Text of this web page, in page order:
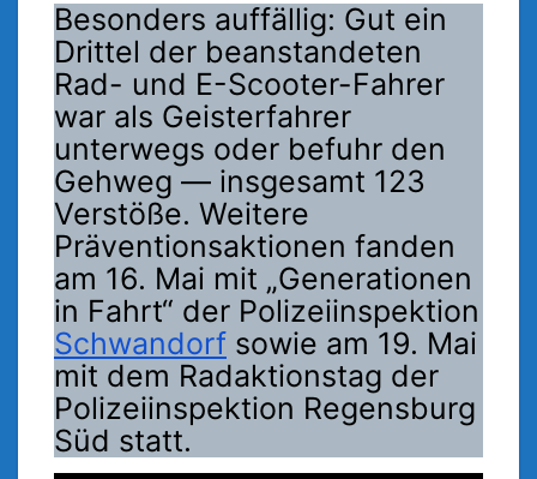
Besonders auffällig: Gut ein
Drittel der beanstandeten
Rad- und E-Scooter-Fahrer
war als Geisterfahrer
unterwegs oder befuhr den
Gehweg — insgesamt 123
Verstöße. Weitere
Präventionsaktionen fanden
am 16. Mai mit „Generationen
in Fahrt“ der Polizeiinspektion
Schwandorf sowie am 19. Mai
mit dem Radaktionstag der
Polizeiinspektion Regensburg
Süd statt.